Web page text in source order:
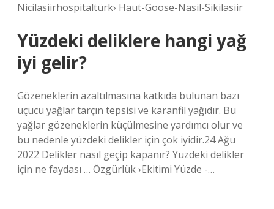
Nicilasiirhospitaltürk› Haut-Goose-Nasil-Sikilasiir
Yüzdeki deliklere hangi yağ
iyi gelir?
Gözeneklerin azaltılmasına katkıda bulunan bazı
uçucu yağlar tarçın tepsisi ve karanfil yağıdır. Bu
yağlar gözeneklerin küçülmesine yardımcı olur ve
bu nedenle yüzdeki delikler için çok iyidir.24 Ağu
2022 Delikler nasıl geçip kapanır? Yüzdeki delikler
için ne faydası … Özgürlük ›Ekitimi Yüzde -…